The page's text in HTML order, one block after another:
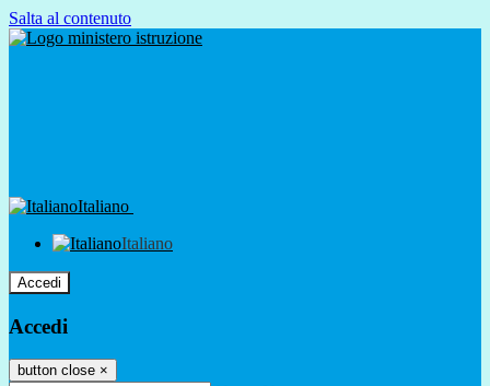
Salta al contenuto
Italiano
Italiano
Accedi
Accedi
button close ×